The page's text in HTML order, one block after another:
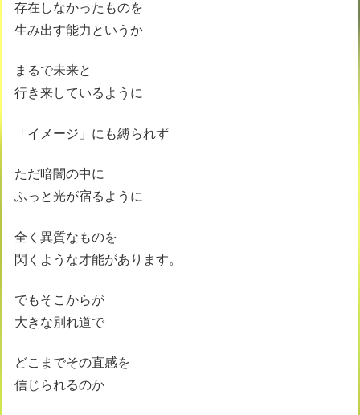
存在しなかったものを
生み出す能力というか
まるで未来と
行き来しているように
「イメージ」にも縛られず
ただ暗闇の中に
ふっと光が宿るように
全く異質なものを
閃くような才能があります。
でもそこからが
大きな別れ道で
どこまでその直感を
信じられるのか